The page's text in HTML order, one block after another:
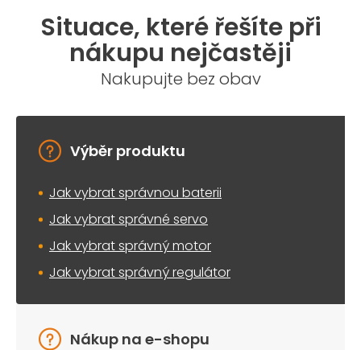
Situace, které řešíte při
nákupu nejčastěji
Nakupujte bez obav
Výběr produktu
Jak vybrat správnou baterii
Jak vybrat správné servo
Jak vybrat správný motor
Jak vybrat správný regulátor
Nákup na e-shopu